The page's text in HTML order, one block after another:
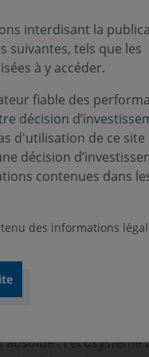
pages en une
les méthodes
ne reposent plus
de
une seule page de
mettent en lumière
globale, mais sur
le début de
Cette méthodologie
Le verdict des
globale du
: l'écosystème
interdisant la
suivantes, tels que les
à y accéder.
fiable des
décision
d'utilisation de ce
décision
contenues dans
des informations